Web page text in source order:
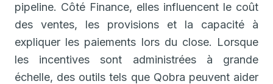
pipeline. Côté Finance, elles influencent le coût
des ventes, les provisions et la capacité à
expliquer les paiements lors du close. Lorsque
les incentives sont administrées à grande
échelle, des outils tels que Qobra peuvent aider